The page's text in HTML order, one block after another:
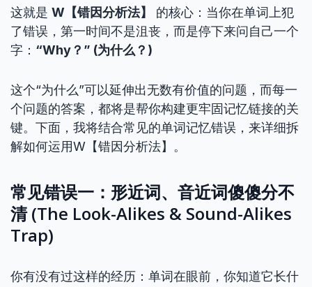
这就是 W【错因分析法】
的核心：当你在单词上犯
了错误，第一时间不是沮丧，而是停下来问自己一个
字： “Why？” (为什么？)
这个“为什么”可以延伸出无数有价值的问题，而每一
个问题的答案，都将是帮你构建更牢固记忆链接的关
键。下面，我将结合常见的单词记忆错误，来详细拆
解如何运用W【错因分析法】。
常见错误一：形近词、音近词傻傻分不
清 (The Look-Alikes & Sound-Alikes
Trap)
你有没有过这样的经历：单词在眼前，你知道它长什